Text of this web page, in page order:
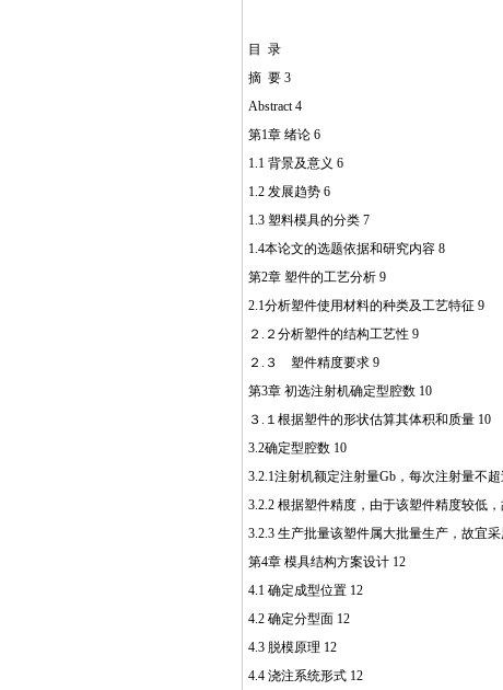
目 录
摘 要 3
Abstract 4
第1章 绪论 6
1.1 背景及意义 6
1.2 发展趋势 6
1.3 塑料模具的分类 7
1.4本论文的选题依据和研究内容 8
第2章 塑件的工艺分析 9
2.1分析塑件使用材料的种类及工艺特征 9
２.２分析塑件的结构工艺性 9
２.３ 塑件精度要求 9
第3章 初选注射机确定型腔数 10
３.１根据塑件的形状估算其体积和质量 10
3.2确定型腔数 10
3.2.1注射机额定注射量Gb，每次注射量不
3.2.2 根据塑件精度，由于该塑件精度较低
3.2.3 生产批量该塑件属大批量生产，故宜
第4章 模具结构方案设计 12
4.1 确定成型位置 12
4.2 确定分型面 12
4.3 脱模原理 12
4.4 浇注系统形式 12